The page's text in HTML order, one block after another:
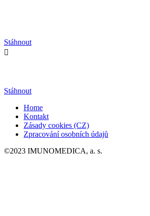
Stáhnout

Stáhnout
Home
Kontakt
Zásady cookies (CZ)
Zpracování osobních údajů
©2023 IMUNOMEDICA, a. s.